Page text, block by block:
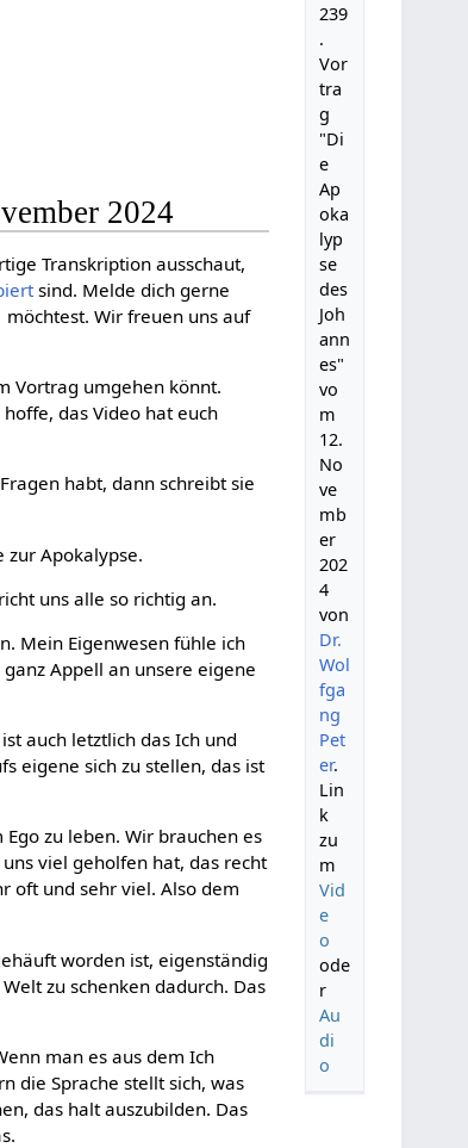
239
.
Vor
tra
g
"Di
e
Ap
oka
lyp
se
des
Joh
ann
es"
vo
m
12.
No
ve
mb
er
202
4
von
Dr.
Wol
fga
ng
Pet
er.
Lin
k
zu
m
Vid
e
o
ode
r
Au
di
o
2024
Transkription ausschaut,
sind. Melde dich gerne
möchtest. Wir freuen uns auf
Vortrag umgehen könnt.
das Video hat euch
habt, dann schreibt sie
zur Apokalypse.
uns alle so richtig an.
Mein Eigenwesen fühle ich
Appell an unsere eigene
auch letztlich das Ich und
eigene sich zu stellen, das ist
zu leben. Wir brauchen es
viel geholfen hat, das recht
oft und sehr viel. Also dem
worden ist, eigenständig
zu schenken dadurch. Das
man es aus dem Ich
die Sprache stellt sich, was
das halt auszubilden. Das